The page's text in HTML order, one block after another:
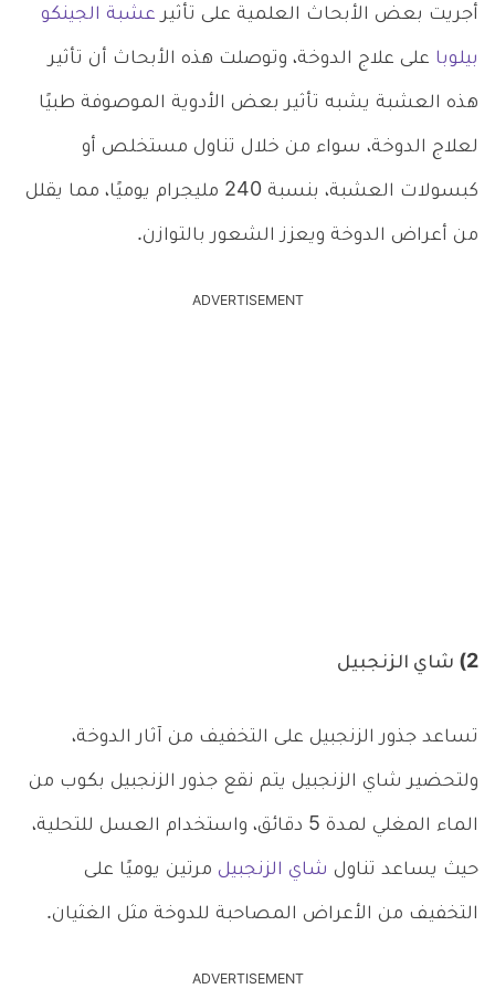
أجريت بعض الأبحاث العلمية على تأثير عشبة الجينكو
بيلوبا على علاج الدوخة، وتوصلت هذه الأبحاث أن تأثير
هذه العشبة يشبه تأثير بعض الأدوية الموصوفة طبيًا
لعلاج الدوخة، سواء من خلال تناول مستخلص أو
كبسولات العشبة، بنسبة 240 مليجرام يوميًا، مما يقلل
من أعراض الدوخة ويعزز الشعور بالتوازن.
ADVERTISEMENT
2) شاي الزنجبيل
تساعد جذور الزنجبيل على التخفيف من آثار الدوخة،
ولتحضير شاي الزنجبيل يتم نقع جذور الزنجبيل بكوب من
الماء المغلي لمدة 5 دقائق، واستخدام العسل للتحلية،
حيث يساعد تناول شاي الزنجبيل مرتين يوميًا على
التخفيف من الأعراض المصاحبة للدوخة مثل الغثيان.
ADVERTISEMENT